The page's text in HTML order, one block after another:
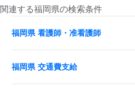
関連する福岡県の検索条件
福岡県 看護師・准看護師
福岡県 交通費支給